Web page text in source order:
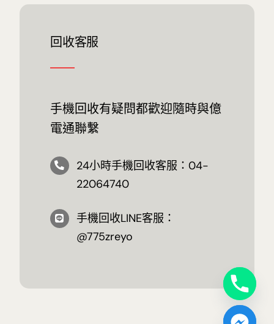
回收客服
手機回收有疑問都歡迎隨時與億
電通聯繫
24小時手機回收客服：04-
22064740
手機回收LINE客服：
@775zreyo